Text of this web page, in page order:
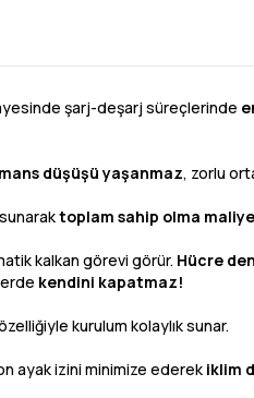
şarj-deşarj süreçlerinde
düşüşü yaşanmaz, zorlu
sunaraktoplam sahip olma
kalkan görevi görür. Hücre
kendini kapatmaz!
kurulum kolaylık sunar.
ayak izini minimize ederek iklim